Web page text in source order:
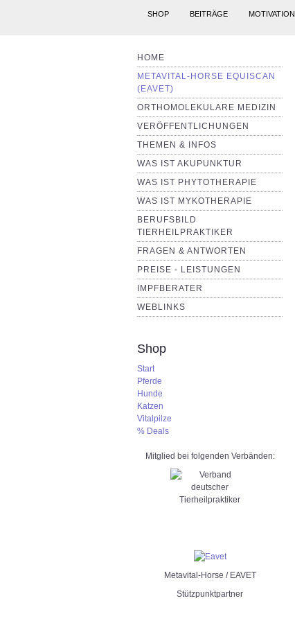
SHOP BEITRÄGE MOTIVATION
HOME
METAVITAL-HORSE EQUISCAN
(EAVET)
ORTHOMOLEKULARE MEDIZIN
VERÖFFENTLICHUNGEN
THEMEN & INFOS
WAS IST AKUPUNKTUR
WAS IST PHYTOTHERAPIE
WAS IST MYKOTHERAPIE
BERUFSBILD
TIERHEILPRAKTIKER
FRAGEN & ANTWORTEN
PREISE - LEISTUNGEN
IMPFBERATER
WEBLINKS
Shop
Start
Pferde
Hunde
Katzen
Vitalpilze
% Deals
Mitglied bei folgenden Verbänden:
Metavital-Horse / EAVET
Stützpunktpartner